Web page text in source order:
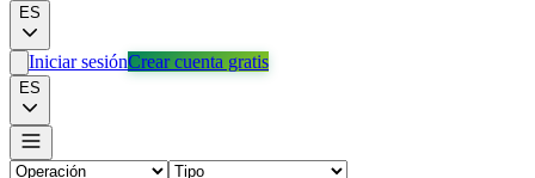
ES
Iniciar sesiónCrear cuenta gratis
ES